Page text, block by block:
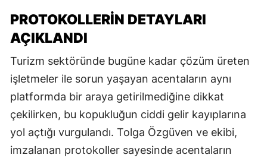
PROTOKOLLERİN DETAYLARI
AÇIKLANDI
Turizm sektöründe bugüne kadar çözüm üreten
işletmeler ile sorun yaşayan acentaların aynı
platformda bir araya getirilmediğine dikkat
çekilirken, bu kopukluğun ciddi gelir kayıplarına
yol açtığı vurgulandı. Tolga Özgüven ve ekibi,
imzalanan protokoller sayesinde acentaların